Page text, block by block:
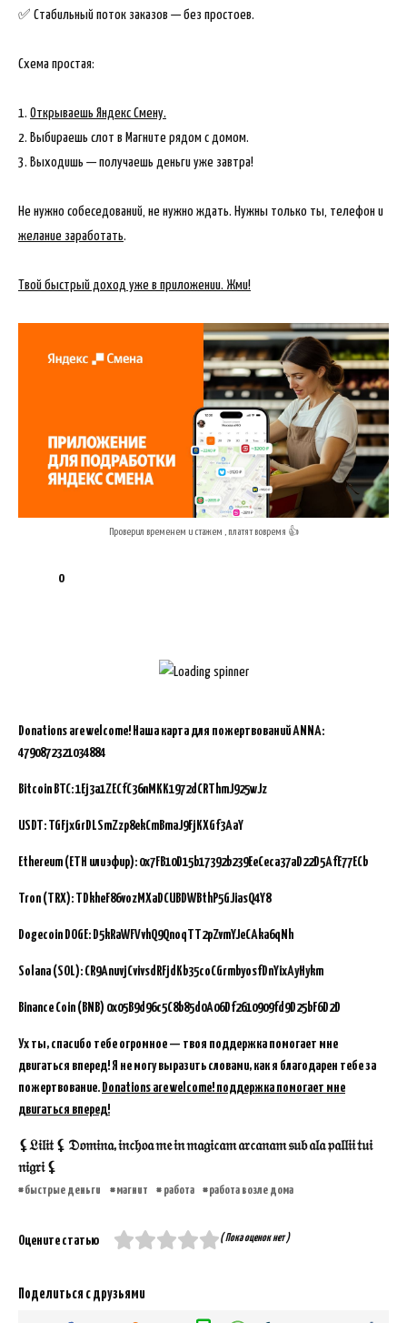
✅ Стабильный поток заказов — без простоев.
Схема простая:
1. Открываешь Яндекс Смену.
2. Выбираешь слот в Магните рядом с домом.
3. Выходишь — получаешь деньги уже завтра!
Не нужно собеседований, не нужно ждать. Нужны только ты, телефон и
желание заработать.
Твой быстрый доход уже в приложении. Жми!
Проверил временем и стажем , платят вовремя 👍
0
Donations are welcome! Наша карта для пожертвований ANNA:
4790872321034884
Bitcoin BTC:1Ej3a1ZECfC36nMKK1972dCRThmJ925wJz
USDT: TGFjxGrDLSmZzp8ekCmBmaJ9FjKXGf3AaY
Ethereum (ETH или эфир): 0x7FB10D15b17392b239EeCeca37aD22D5AfE77ECb
Tron (TRX): TDkheF86vozMXaDCUBDWBthP5GJiasQ4Y8
Dogecoin DOGE: D5kRaWFVvhQ9QnoqTT2pZvmYJeCAka6qNh
Solana (SOL): CR9AnuvjCvivsdRFjdKb35coCGrmbyosfDnYixAyHykm
Binance Coin (BNB) 0x05B9d96c5C8b85d0A06Df2610909fd9D25bF6D2D
Ух ты, спасибо тебе огромное — твоя поддержка помогает мне
двигаться вперед! Я не могу выразить словами, как я благодарен тебе за
пожертвование. Donations are welcome! поддержка помогает мне
двигаться вперед!
⚸𝔏𝔦𝔩𝔦𝔱 ⚸ 𝔇𝔬𝔪𝔦𝔫𝔞, 𝔦𝔫𝔠𝔥𝔬𝔞 𝔪𝔢 𝔦𝔫 𝔪𝔞𝔤𝔦𝔠𝔞𝔪 𝔞𝔯𝔠𝔞𝔫𝔞𝔪 𝔰𝔲𝔟 𝔞𝔩𝔞 𝔭𝔞𝔩𝔩𝔦𝔦 𝔱𝔲𝔦
𝔫𝔦𝔤𝔯𝔦 ⚸
быстрые деньги магнит работа работа возле дома
Оцените статью ( Пока оценок нет )
Поделиться с друзьями